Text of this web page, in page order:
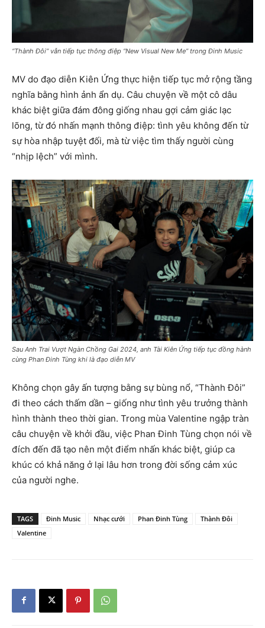
“Thành Đôi” vẫn tiếp tục thông điệp “New Visual New Me” trong Đinh Music
MV do đạo diễn Kiên Ứng thực hiện tiếp tục mở rộng tầng
nghĩa bằng hình ảnh ẩn dụ. Câu chuyện về một cô dâu
khác biệt giữa đám đông giống nhau gợi cảm giác lạc
lõng, từ đó nhấn mạnh thông điệp: tình yêu không đến từ
sự hòa nhập tuyệt đối, mà từ việc tìm thấy người cùng
“nhịp lệch” với mình.
Sau Anh Trai Vượt Ngàn Chồng Gai 2024, anh Tài Kiên Ứng tiếp tục đồng hành
cùng Phan Đinh Tùng khi là đạo diễn MV
Không chọn gây ấn tượng bằng sự bùng nổ, “Thành Đôi”
đi theo cách thấm dần – giống như tình yêu trưởng thành
hình thành theo thời gian. Trong mùa Valentine ngập tràn
câu chuyện về khởi đầu, việc Phan Đinh Tùng chọn nói về
đích đến đã tạo nên một điểm nhấn khác biệt, giúp ca
khúc có khả năng ở lại lâu hơn trong đời sống cảm xúc
của người nghe.
TAGS Đinh Music Nhạc cưới Phan Đinh Tùng
Thành Đôi
Valentine